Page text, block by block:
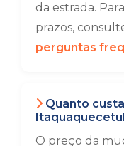
da estrada.
prazos,
perguntas
Quanto
O preço da